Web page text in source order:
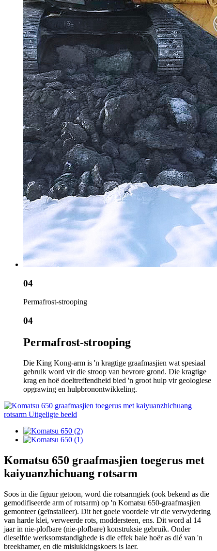
04
Permafrost-strooping
04
Permafrost-strooping
Die King Kong-arm is 'n kragtige graafmasjien wat spesiaal
gebruik word vir die stroop van bevrore grond. Die kragtige
krag en hoë doeltreffendheid bied 'n groot hulp vir geologiese
opgrawing en hulpbronontwikkeling.
Komatsu 650 graafmasjien toegerus met
kaiyuanzhichuang rotsarm
Soos in die figuur getoon, word die rotsarmgiek (ook bekend as die
gemodifiseerde arm of rotsarm) op 'n Komatsu 650-graafmasjien
gemonteer (geïnstalleer). Dit het goeie voordele vir die verwydering
van harde klei, verweerde rots, moddersteen, ens. Dit word al 14
jaar in nie-plofbare (nie-plofbare) konstruksie gebruik. Onder
dieselfde werksomstandighede is die effek baie hoër as dié van 'n
breekhamer, en die mislukkingskoers is laer.